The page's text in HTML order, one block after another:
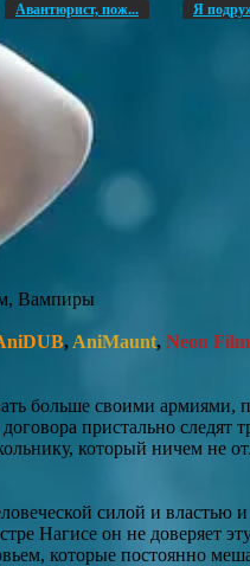
Авантюрист, пож... Я
Вампиры
, AniMaunt, Neon
больше своими армиями,
пристально следят
который ничем не
силой и властью
Нагисе он не доверяет
которые постоянно